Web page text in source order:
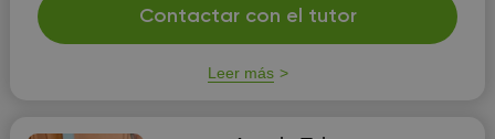
Contactar con el tutor
Leer más